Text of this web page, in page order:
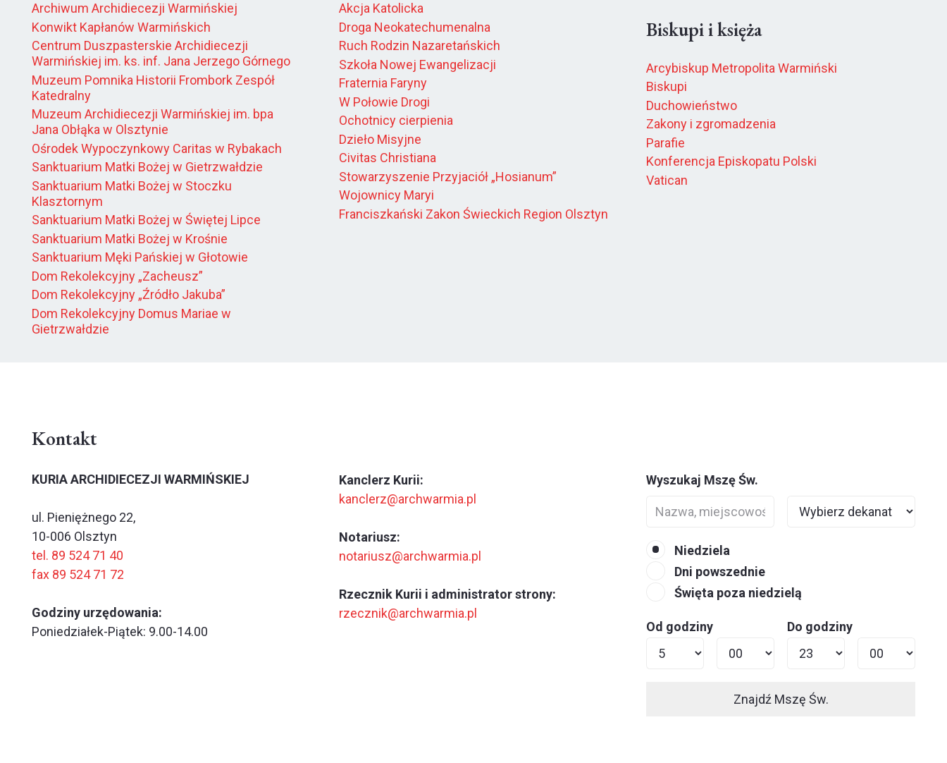
Archiwum Archidiecezji Warmińskiej
Konwikt Kapłanów Warmińskich
Centrum Duszpasterskie Archidiecezji
Warmińskiej im. ks. inf. Jana Jerzego Górnego
Muzeum Pomnika Historii Frombork Zespół
Katedralny
Muzeum Archidiecezji Warmińskiej im. bpa
Jana Obłąka w Olsztynie
Ośrodek Wypoczynkowy Caritas w Rybakach
Sanktuarium Matki Bożej w Gietrzwałdzie
Sanktuarium Matki Bożej w Stoczku
Klasztornym
Sanktuarium Matki Bożej w Świętej Lipce
Sanktuarium Matki Bożej w Krośnie
Sanktuarium Męki Pańskiej w Głotowie
Dom Rekolekcyjny „Zacheusz”
Dom Rekolekcyjny „Źródło Jakuba”
Dom Rekolekcyjny Domus Mariae w
Gietrzwałdzie
Akcja Katolicka
Droga Neokatechumenalna
Ruch Rodzin Nazaretańskich
Szkoła Nowej Ewangelizacji
Fraternia Faryny
W Połowie Drogi
Ochotnicy cierpienia
Dzieło Misyjne
Civitas Christiana
Stowarzyszenie Przyjaciół „Hosianum”
Wojownicy Maryi
Franciszkański Zakon Świeckich Region Olsztyn
Biskupi i księża
Arcybiskup Metropolita Warmiński
Biskupi
Duchowieństwo
Zakony i zgromadzenia
Parafie
Konferencja Episkopatu Polski
Vatican
Kontakt
KURIA ARCHIDIECEZJI WARMIŃSKIEJ
ul. Pieniężnego 22,
10-006 Olsztyn
tel. 89 524 71 40
fax 89 524 71 72
Godziny urzędowania:
Poniedziałek-Piątek: 9.00-14.00
Kanclerz Kurii:
kanclerz@archwarmia.pl
Notariusz:
notariusz@archwarmia.pl
Rzecznik Kurii i administrator strony:
rzecznik@archwarmia.pl
Wyszukaj Mszę Św.
Niedziela
Dni powszednie
Święta poza niedzielą
Od godziny Do godziny
Znajdź Mszę Św.